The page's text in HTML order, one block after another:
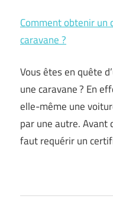
Comment obtenir un
caravane ?
Vous êtes en quête
une caravane ? En
elle-même une
par une autre. Avant
faut requérir un